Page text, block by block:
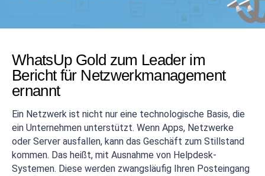
WhatsUp Gold zum Leader im
Bericht für Netzwerkmanagement
ernannt
Ein Netzwerk ist nicht nur eine technologische Basis, die
ein Unternehmen unterstützt. Wenn Apps, Netzwerke
oder Server ausfallen, kann das Geschäft zum Stillstand
kommen. Das heißt, mit Ausnahme von Helpdesk-
Systemen. Diese werden zwangsläufig Ihren Posteingang